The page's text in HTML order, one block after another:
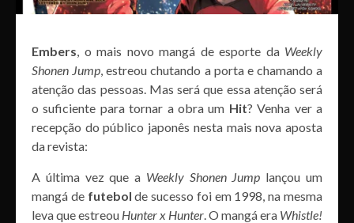
Embers , o mais novo mangá de esporte da Weekly
Shonen Jump , estreou chutando a porta e chamando a
atenção das pessoas. Mas será que essa atenção será
o suficiente para tornar a obra um Hit? Venha ver a
recepção do público japonês nesta mais nova aposta
da revista:
A última vez que a Weekly Shonen Jump lançou um
mangá de futebol de sucesso foi em 1998, na mesma
leva que estreou Hunter x Hunter . O mangá era Whistle!